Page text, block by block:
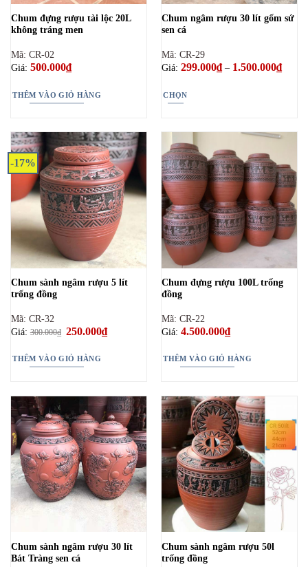
Chum đựng rượu tài lộc 20L
không tráng men
Mã: CR-02
Giá: 500.000₫
THÊM VÀO GIỎ HÀNG
Chum ngâm rượu 30 lít gốm sứ
sen cá
Mã: CR-29
Giá: 299.000₫ – 1.500.000₫
giá:
CHỌN
có
nhiều
biến
thể.
Các
tùy
chọn
có
thể
được
chọn
trên
trang
phẩm
-17%
Chum sành ngâm rượu 5 lít
trống đồng
Mã: CR-32
Giá:300.000₫ Giá
300.000₫.
250.000₫Giá
hiện
THÊM VÀO GIỎ HÀNG
Chum đựng rượu 100L trống
đồng
Mã: CR-22
Giá: 4.500.000₫
THÊM VÀO GIỎ HÀNG
Chum sành ngâm rượu 30 lít
Bát Tràng sen cá
Chum sành ngâm rượu 50l
trống đồng